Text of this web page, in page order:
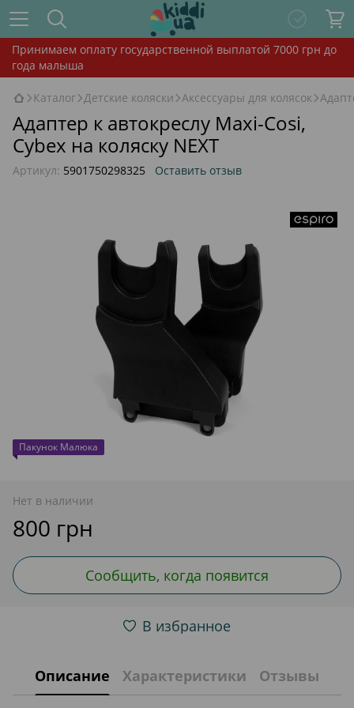
Принимаем оплату государственной выплатой 7000 грн до
года малыша
Каталог Детские коляски Аксессуары для колясок
Адаптер к автокреслу Maxi-Cosi,
Cybex на коляску NEXT
Артикул: 5901750298325 Оставить отзыв
Пакунок Малюка
Нет в наличии
800 грн
Сообщить, когда появится
В избранное
Описание Характеристики Отзывы